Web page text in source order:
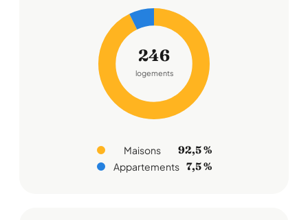
246
logements
Maisons 92,5 %
Appartements 7,5 %